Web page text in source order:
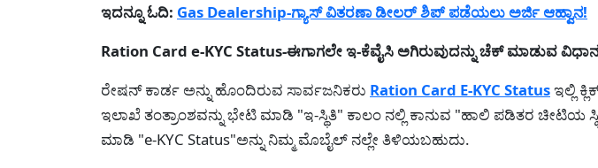
ಇದನ್ನೂ ಓದಿ: Gas Dealership-ಗ್ಯಾಸ್ ವಿತರಣಾ ಡೀಲರ್ ಶಿಪ್ ಪಡೆಯಲು ಅರ್ಜಿ ಆಹ್ವಾನ!
Ration Card e-KYC Status-ಈಗಾಗಲೇ ಇ-ಕೆವೈಸಿ ಅಗಿರುವುದನ್ನು ಚೆಕ್ ಮಾಡುವ
ರೇಷನ್ ಕಾರ್ಡ ಅನ್ನು ಹೊಂದಿರುವ ಸಾರ್ವಜನಿಕರು Ration Card E-KYC Statusಇಲ್ಲಿ
ಇಲಾಖೆ ತಂತ್ರಾಂಶವನ್ನು ಭೇಟಿ ಮಾಡಿ "ಇ-ಸ್ಥಿತಿ" ಕಾಲಂ ನಲ್ಲಿ ಕಾನುವ "ಹಾಲಿ ಪಡಿತರ ಚೀಟಿಯ
ಮಾಡಿ "e-KYC Status"ಅನ್ನು ನಿಮ್ಮ ಮೊಬೈಲ್ ನಲ್ಲೇ ತಿಳಿಯಬಹುದು.